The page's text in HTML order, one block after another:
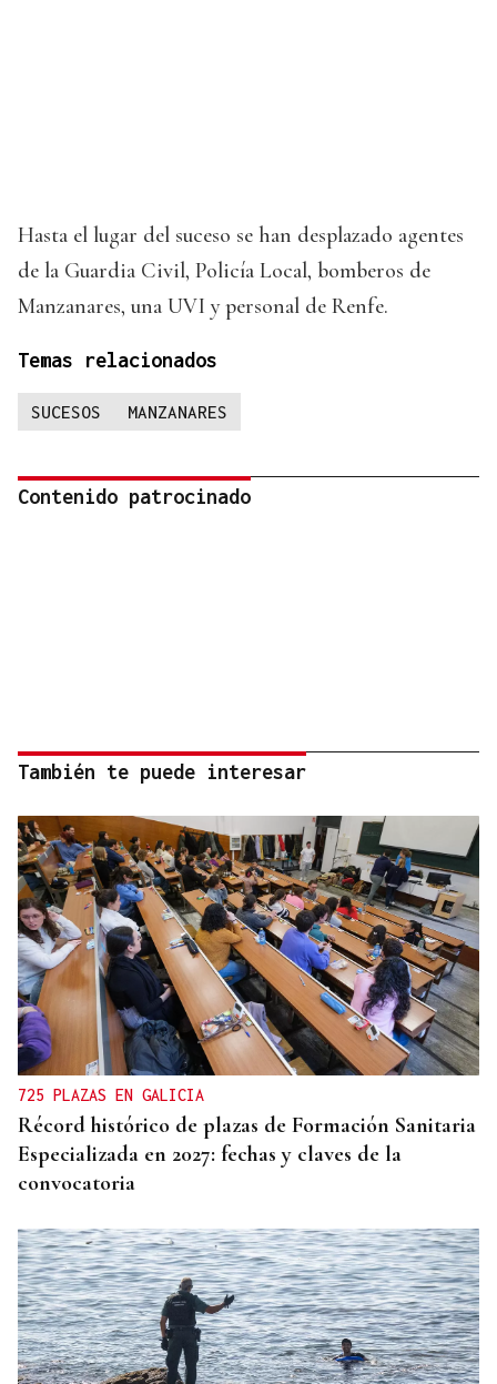
Hasta el lugar del suceso se han desplazado agentes
de la Guardia Civil, Policía Local, bomberos de
Manzanares, una UVI y personal de Renfe.
Temas relacionados
SUCESOS MANZANARES
Contenido patrocinado
También te puede interesar
725 PLAZAS EN GALICIA
Récord histórico de plazas de Formación Sanitaria
Especializada en 2027: fechas y claves de la
convocatoria